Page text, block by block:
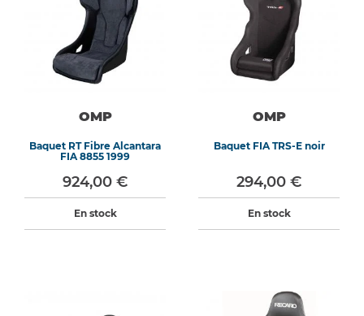
OMP
Baquet RT Fibre Alcantara
FIA 8855 1999
924,00 €
En stock
OMP
Baquet FIA TRS-E noir
294,00 €
En stock